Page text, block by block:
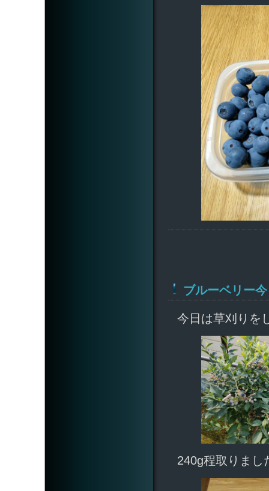
ブルーベリー
今日は草刈りを
240g程取りまし